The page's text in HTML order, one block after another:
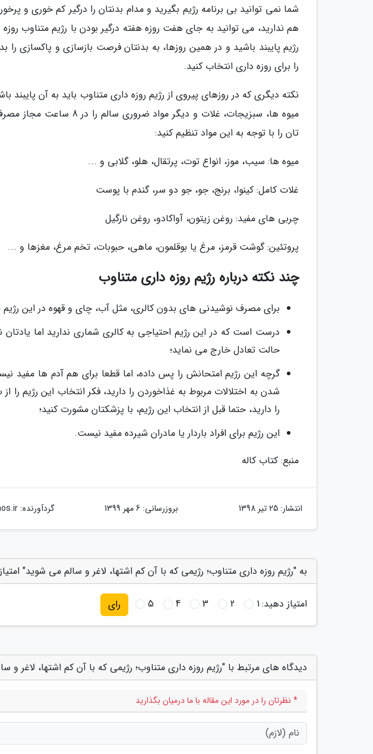
شما نمی توانید بی برنامه رژیم بگیرید و مدام بدنتان را درگیر کم خوری و
هم ندارید، می توانید به جای هفت روزه هفته درگیر بودن با رژیم متناوب
رژیم پایبند باشید و در همین روزها، به بدنتان فرصت بازسازی و پاکسازی را
را برای روزه داری انتخاب کنید.
نکته دیگری که در روزهای پیروی از رژیم روزه داری متناوب باید به آن
میوه ها، سبزیجات، غلات و
تان را با توجه به این مواد تنظیم کنید:
میوه ها: سیب، موز، انواع توت، پرتقال، هلو، گلابی و ...
غلات کامل: کینوا، برنج، جو، جو دو سر، گندم با پوست
چربی های مفید: روغن زیتون، آواکادو، روغن نارگیل
پروتئین: گوشت قرمز، مرغ یا بوقلمون، ماهی، حبوبات، تخم مرغ، مغزها و ...
چند نکته درباره رژیم روزه داری متناوب
برای مصرف نوشیدنی های بدون کالری، مثل آب، چای و قهوه در این رژیم
درست است که در این رژیم احتیاجی به کالری شماری ندارید اما یادتان
حالت تعادل خارج می نماید؛
گرچه این رژیم امتحانش را پس داده، اما قطعا برای هم آدم ها مفید
شدن به اختلالات مربوط به غذاخوردن را دارید، فکر انتخاب این رژیم را
را دارید، حتما قبل از انتخاب این رژیم، با پزشکتان مشورت کنید؛
این رژیم برای افراد باردار یا مادران شیرده مفید نیست.
منبع: کتاب کاله
انتشار: 25 تیر 1398 بروزرسانی: 6 مهر 1399 گردآورنده:
به "رژیم روزه داری متناوب؛ رژیمی که با آن کم اشتها، لاغر و سالم می شوید"
امتیاز دهید:1
2
3
4
5 رای
دیدگاه های مرتبط با "رژیم روزه داری متناوب؛ رژیمی که با آن کم اشتها، لاغر و
* نظرتان را در مورد این مقاله با ما درمیان بگذارید